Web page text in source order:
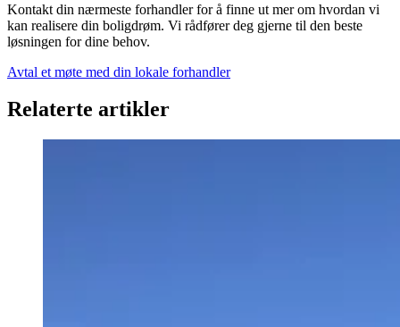
Kontakt din nærmeste forhandler for å finne ut mer om hvordan vi
kan realisere din boligdrøm. Vi rådfører deg gjerne til den beste
løsningen for dine behov.
Avtal et møte med din lokale forhandler
Relaterte artikler